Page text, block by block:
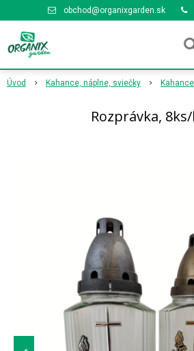
obchod@organixgarden.sk
Úvod Kahance, náplne, sviečky Kahance
Rozprávka,